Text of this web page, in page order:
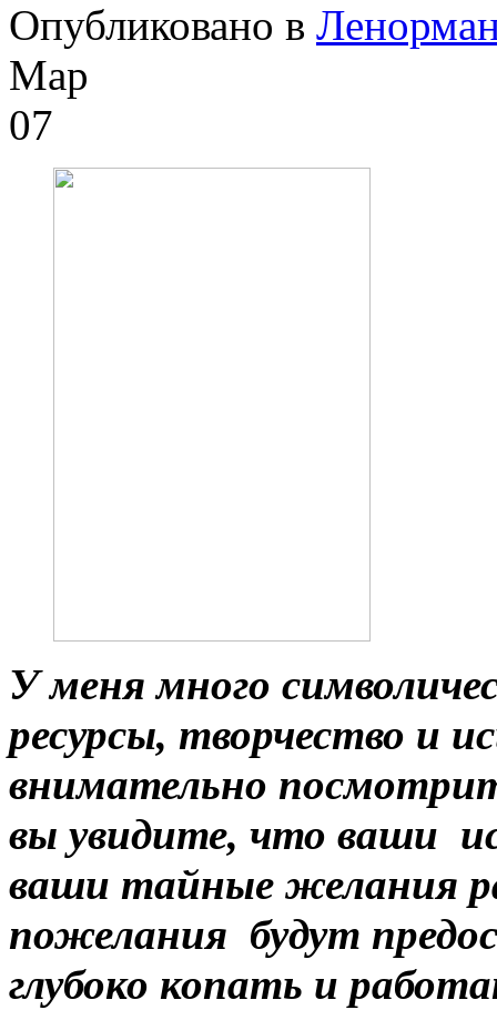
Опубликовано в
Мар
07
У меня много
ресурсы, творчество и
внимательно
вы увидите, что ваши
ваши тайные желания
пожелания будут
глубоко копать и